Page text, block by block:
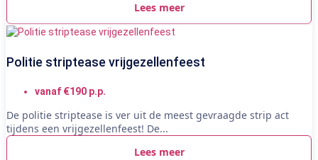
Lees meer
Politie striptease vrijgezellenfeest
vanaf €190 p.p.
De politie striptease is ver uit de meest gevraagde strip act
tijdens een vrijgezellenfeest! De...
Lees meer